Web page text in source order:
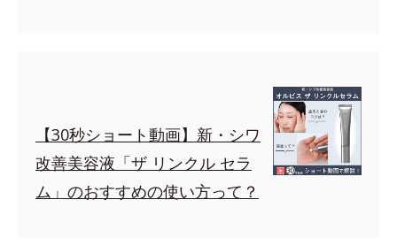
【30秒ショート動画】新・シワ
改善美容液「ザ リンクル セラ
ム」のおすすめの使い方って？